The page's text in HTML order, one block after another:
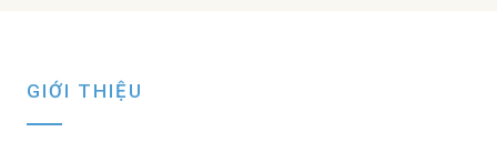
GIỚI THIỆU